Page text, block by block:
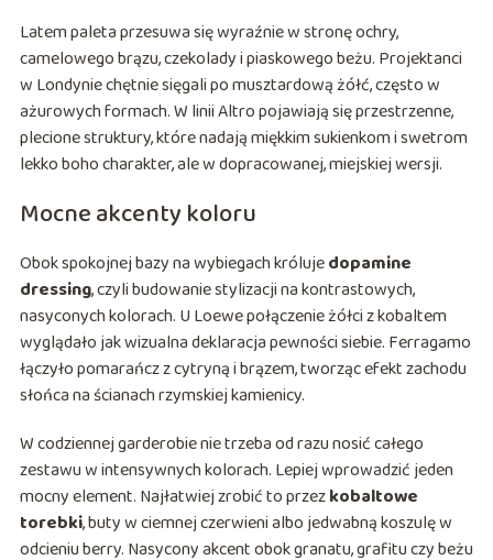
Latem paleta przesuwa się wyraźnie w stronę ochry,
camelowego brązu, czekolady i piaskowego beżu. Projektanci
w Londynie chętnie sięgali po musztardową żółć, często w
ażurowych formach. W linii Altro pojawiają się przestrzenne,
plecione struktury, które nadają miękkim sukienkom i swetrom
lekko boho charakter, ale w dopracowanej, miejskiej wersji.
Mocne akcenty koloru
Obok spokojnej bazy na wybiegach królujedopamine
dressing, czyli budowanie stylizacji na kontrastowych,
nasyconych kolorach. U Loewe połączenie żółci z kobaltem
wyglądało jak wizualna deklaracja pewności siebie. Ferragamo
łączyło pomarańcz z cytryną i brązem, tworząc efekt zachodu
słońca na ścianach rzymskiej kamienicy.
W codziennej garderobie nie trzeba od razu nosić całego
zestawu w intensywnych kolorach. Lepiej wprowadzić jeden
mocny element. Najłatwiej zrobić to przezkobaltowe
torebki, buty w ciemnej czerwieni albo jedwabną koszulę w
odcieniu berry. Nasycony akcent obok granatu, grafitu czy beżu